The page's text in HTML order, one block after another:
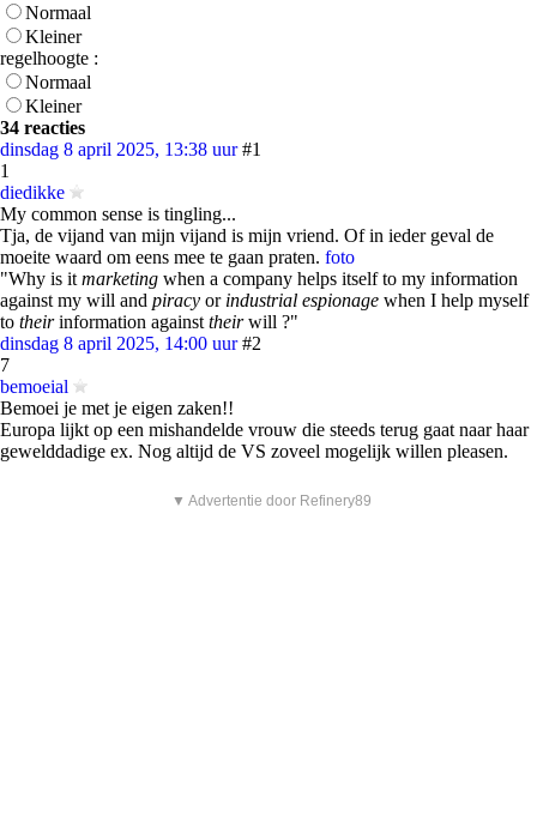
Normaal
Kleiner
regelhoogte :
Normaal
Kleiner
34 reacties
dinsdag 8 april 2025, 13:38 uur #1
1
diedikke
My common sense is tingling...
Tja, de vijand van mijn vijand is mijn vriend. Of in ieder geval de
moeite waard om eens mee te gaan praten. foto
"Why is it marketing when a company helps itself to my information
against my will and piracy or industrial espionage when I help myself
to theirinformation against theirwill ?"
dinsdag 8 april 2025, 14:00 uur #2
7
bemoeial
Bemoei je met je eigen zaken!!
Europa lijkt op een mishandelde vrouw die steeds terug gaat naar haar
gewelddadige ex. Nog altijd de VS zoveel mogelijk willen pleasen.
▼ Advertentie door Refinery89